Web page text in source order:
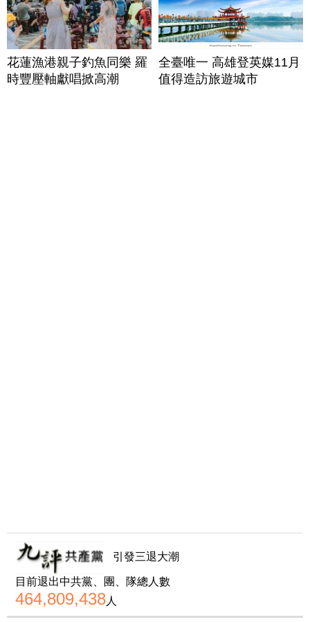
花蓮漁港親子釣魚同樂 羅
時豐壓軸獻唱掀高潮
全臺唯一 高雄登英媒11月
值得造訪旅遊城市
引發三退大潮
目前退出中共黨、團、隊總人數
464,809,438人